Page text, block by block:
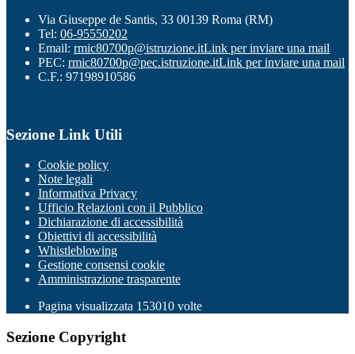
Via Giuseppe de Santis, 33 00139 Roma (RM)
Tel: 06-95550202
Email: rmic80700p@istruzione.itLink per inviare una mail
PEC: rmic80700p@pec.istruzione.itLink per inviare una mail
C.F.: 97198910586
Sezione Link Utili
Cookie policy
Note legali
Informativa Privacy
Ufficio Relazioni con il Pubblico
Dichiarazione di accessibilità
Obiettivi di accessibilità
Whistleblowing
Gestione consensi cookie
Amministrazione trasparente
Pagina visualizzata 153010 volte
Sezione Copyright